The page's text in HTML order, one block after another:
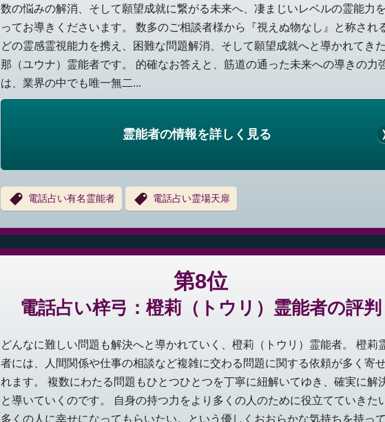
数の悩みの解消、そして願望成就に繋がる未来へ、凄まじいレベルの霊能力
ってお導きくださいます。 数多のご相談者様から『視えぬ物なし』と称され
どの霊感霊視能力を携え、困難な問題解消、そして願望成就へと導かれてき
那（ユウナ）霊能者です。 的確なお答えと、筋道の通った未来への導きの力
は、業界の中でも唯一無二...
霊能者の情報を詳しく見る
電話占い有名霊能者 電話占い霊場天扉
第8位
電話占い梓弓：橙莉（トウリ）霊能者の評判
どんなに難しい問題も解決へと導かれていく、橙莉（トウリ）霊能者。 橙莉
者には、人間関係や仕事の相談など複雑に交わる問題に関する依頼が多く寄
れます。 複数にわたる問題もひとつひとつを丁寧に紐解いてゆき、確実に解
と導いていくのです。 自身の持つ力をより多くの人のために役立てていきた
多くの人に幸せになってもらいたい。という優しくおおらかな気持ちを持っ